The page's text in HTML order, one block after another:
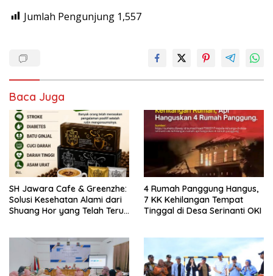
Jumlah Pengunjung 1,557
Baca Juga
SH Jawara Cafe & Greenzhe:
Solusi Kesehatan Alami dari
Shuang Hor yang Telah Teruji
4 Rumah Panggung Hangus,
7 KK Kehilangan Tempat
Tinggal di Desa Serinanti OKI